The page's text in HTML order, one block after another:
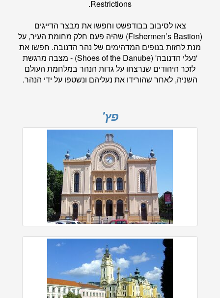
Restrictions.
צאו לסיבוב בבודפשט וחפשו את מבצר הדייגים
(Fishermen’s Bastion) שהיה פעם חלק מחומת העיר, על
מנת לחזות בנופים המדהימים של נהר הדנובה. חפשו את
'נעלי הדנובה' (Shoes of the Danube) - מצבה מרגשת
לזכר היהודים שנרצחו על גדות הנהר במלחמת העולם
השניה, לאחר שהורידו את נעליהם ונשטפו על ידי הנהר.
פץ'